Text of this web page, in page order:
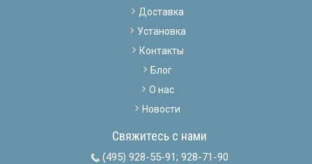
Доставка
Установка
Контакты
Блог
О нас
Новости
Свяжитесь с нами
(495) 928-55-91; 928-71-90